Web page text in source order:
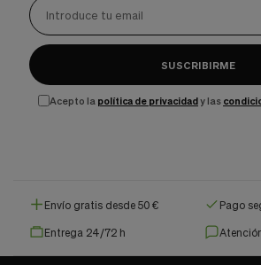
SUSCRIBIRME
Acepto la política de privacidady las
Envío gratis desde 50 € Pago
Entrega 24/72 h